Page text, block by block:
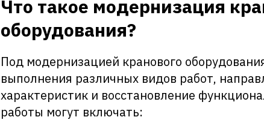
Что такое модернизация
оборудования?
Под модернизацией кранового
выполнения различных видов работ,
характеристик и восстановление
работы могут включать: